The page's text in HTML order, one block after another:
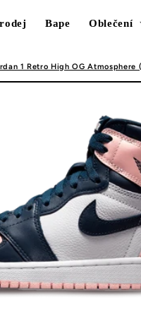
Bape Oblečení
1 Retro High OG Atmosphere